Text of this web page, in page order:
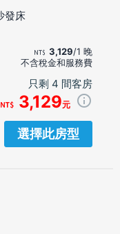
發床
3,129/1 晚
不含稅金和服務費
只剩 4 間客房
3,129元
選擇此房型